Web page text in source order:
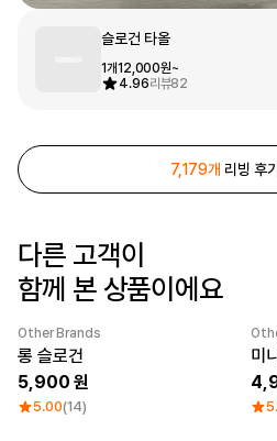
슬로건 타올
1개12,000원~
4.96리뷰82
7,179개 리빙 후
다른 고객이
함께 본 상품이에요
New
Other Brands
롱 슬로건
5,900
5.00(14)
미
문구/오피스
쿠션/패브릭
스포츠
반려동물
디지털 가전
집업